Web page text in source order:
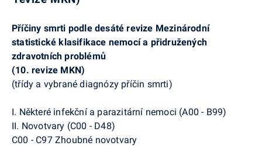
Příčiny smrti podle desáté revize Mezinárodní
statistické klasifikace nemocí a přidružených
zdravotních problémů
(10. revize MKN)
(třídy a vybrané diagnózy příčin smrti)
I. Některé infekční a parazitární nemoci (A00 - B99)
II. Novotvary (C00 - D48)
C00 - C97 Zhoubné novotvary